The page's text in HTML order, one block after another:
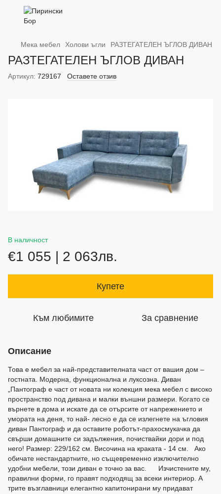
Мека мебел Холови ъгли РАЗТЕГАТЕЛЕН ЪГЛОВ ДИВАН
РАЗТЕГАТЕЛЕН ЪГЛОВ ДИВАН
Артикул: 729167 Оставете отзив
В наличност
€1 055 | 2 063лв.
Купете
Към любимите За сравнение
Описание
Това е мебел за най-представителната част от вашия дом –
гостната. Модерна, функционална и луксозна. Диван
„Пантограф е част от новата ни колекция мека мебел с високо
пространство под дивана и малки външни размери. Когато се
върнете в дома и искате да се отърсите от напрежението и
умората на деня, то най- лесно е да се излегнете на ъгловия
диван Пантограф и да оставите роботът-прахосмукачка да
свърши домашните си задължения, почиствайки дори и под
него! Размер: 229/162 см. Височина на краката - 14 см. Ако
обичате нестандартните, но същевременно изключително
удобни мебели, този диван е точно за вас. Изчистените му,
правилни форми, го правят подходящ за всеки интериор. А
трите възглавници елегантно капитонирани му придават